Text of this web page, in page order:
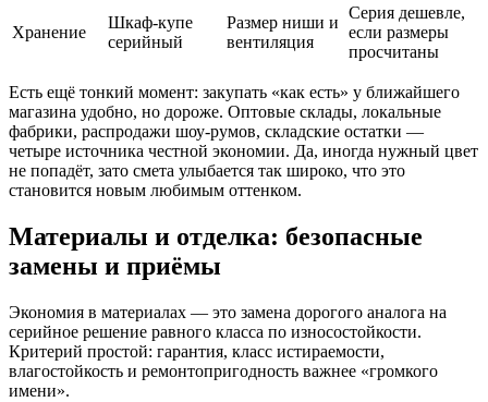
Хранение
Шкаф-купе
серийный
Размер ниши и
вентиляция
Серия дешевле,
если размеры
просчитаны
Есть ещё тонкий момент: закупать «как есть» у ближайшего
магазина удобно, но дороже. Оптовые склады, локальные
фабрики, распродажи шоу-румов, складские остатки —
четыре источника честной экономии. Да, иногда нужный цвет
не попадёт, зато смета улыбается так широко, что это
становится новым любимым оттенком.
Материалы и отделка: безопасные
замены и приёмы
Экономия в материалах — это замена дорогого аналога на
серийное решение равного класса по износостойкости.
Критерий простой: гарантия, класс истираемости,
влагостойкость и ремонтопригодность важнее «громкого
имени».